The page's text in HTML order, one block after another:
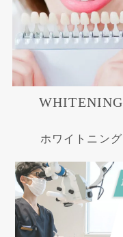
WHITENING
ホワイトニング